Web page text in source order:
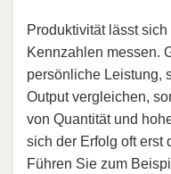
Produktivität lässt
Kennzahlen messen.
persönliche Leistung,
Output vergleichen,
von Quantität und
sich der Erfolg oft erst
Führen Sie zum